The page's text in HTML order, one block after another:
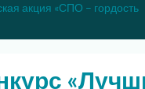
акция «СПО – гордость